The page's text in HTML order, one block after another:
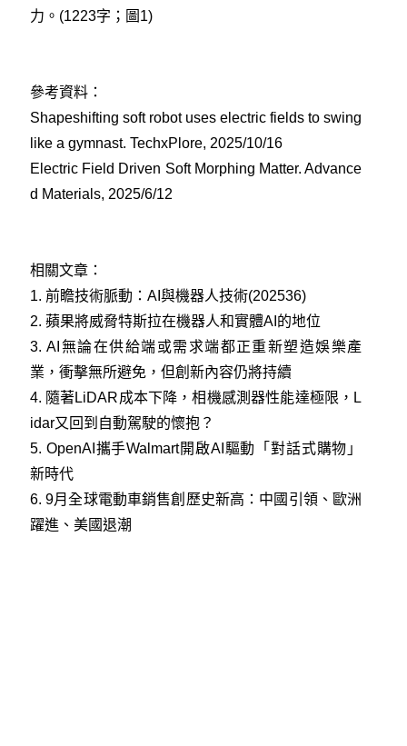
力。(1223字；圖1)
參考資料：
Shapeshifting soft robot uses electric fields to swing
like a gymnast. TechxPlore, 2025/10/16
Electric Field Driven Soft Morphing Matter. Advance
d Materials, 2025/6/12
相關文章：
1. 前瞻技術脈動：AI與機器人技術(202536)
2. 蘋果將威脅特斯拉在機器人和實體AI的地位
3.AI無論在供給端或需求端都正重新塑造娛樂產
業，衝擊無所避免，但創新內容仍將持續
4. 隨著LiDAR成本下降，相機感測器性能達極限，L
idar又回到自動駕駛的懷抱？
5. OpenAI攜手Walmart開啟AI驅動「對話式購物」
新時代
6.9月全球電動車銷售創歷史新高：中國引領、歐洲
躍進、美國退潮